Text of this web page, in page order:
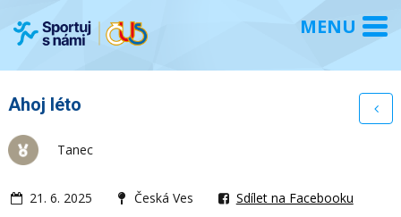
Ahoj léto
Tanec
21. 6. 2025 Česká Ves Sdílet na Facebooku